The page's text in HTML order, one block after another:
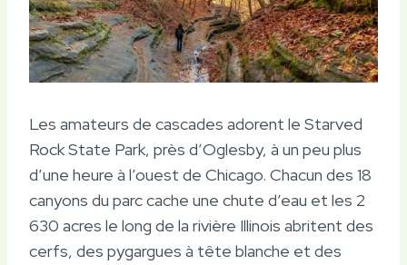
Les amateurs de cascades adorent le Starved
Rock State Park, près d’Oglesby, à un peu plus
d’une heure à l’ouest de Chicago. Chacun des 18
canyons du parc cache une chute d’eau et les 2
630 acres le long de la rivière Illinois abritent des
cerfs, des pygargues à tête blanche et des